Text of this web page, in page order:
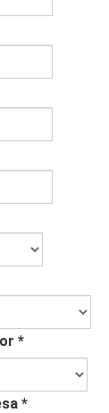
*
*